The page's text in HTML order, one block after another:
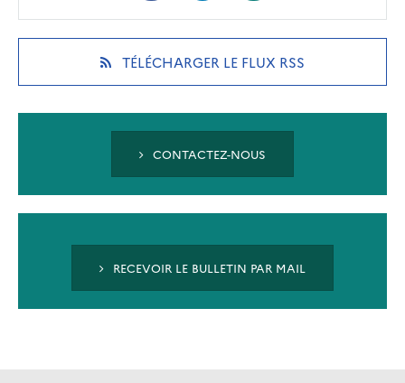
a
new
tab)
a
new
tab)
a
new
tab)
TÉLÉCHARGER LE FLUX RSS(OPENS
NEW
CONTACTEZ-NOUS
RECEVOIR LE BULLETIN PAR MAIL